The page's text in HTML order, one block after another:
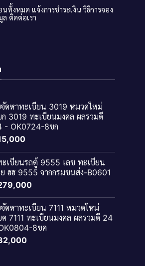
นทั้งหมด แจ้งการชำระเงิน วิธีการจอง
ล ติดต่อเรา
ดหาทะเบียน 3019 หมวดใหม่
3019 ทะเบียนมงคล ผลรวมดี
- OK0724-8ขก
ะเบียนรถตู้ 9555 เลข ทะเบียน
ฮฮ 9555 จากกรมขนส่ง-B0601
ดหาทะเบียน 7111 หมวดใหม่
7111 ทะเบียนมงคล ผลรวมดี 24
8ขค